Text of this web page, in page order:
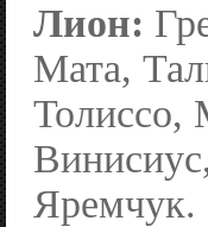
Лион:
Мата,
Толиссо,
Яремчук.